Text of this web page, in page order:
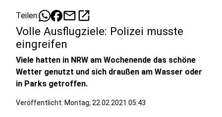
Teilen: mailopen_in_new
Volle Ausflugziele: Polizei musste
eingreifen
Viele hatten in NRW am Wochenende das schöne
Wetter genutzt und sich draußen am Wasser oder
in Parks getroffen.
Veröffentlicht: Montag, 22.02.2021 05:43